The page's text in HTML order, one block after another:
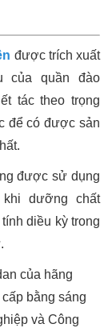
được trích xuất
của quần đào
tác theo trọng
để có được sản
được sử dụng
dưỡng chất
diều kỳ trong
của hãng
bằng sáng
và Công